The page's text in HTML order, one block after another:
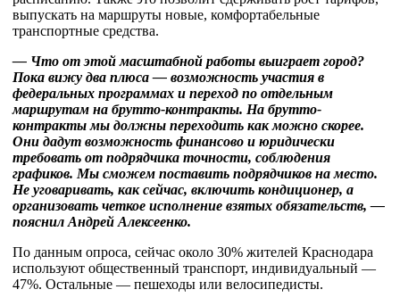
выпускать на маршруты новые, комфортабельные
транспортные средства.
— Что от этой масштабной работы выиграет город?
Пока вижу два плюса — возможность участия в
федеральных программах и переход по отдельным
маршрутам на брутто-контракты. На брутто-
контракты мы должны переходить как можно скорее.
Они дадут возможность финансово и юридически
требовать от подрядчика точности, соблюдения
графиков. Мы сможем поставить подрядчиков на место.
Не уговаривать, как сейчас, включить кондиционер, а
организовать четкое исполнение взятых обязательств, —
пояснил Андрей Алексеенко.
По данным опроса, сейчас около 30% жителей Краснодара
используют общественный транспорт, индивидуальный —
47%. Остальные — пешеходы или велосипедисты.